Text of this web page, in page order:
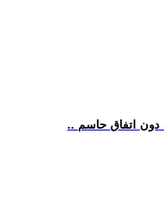
دون اتفاق حاسم